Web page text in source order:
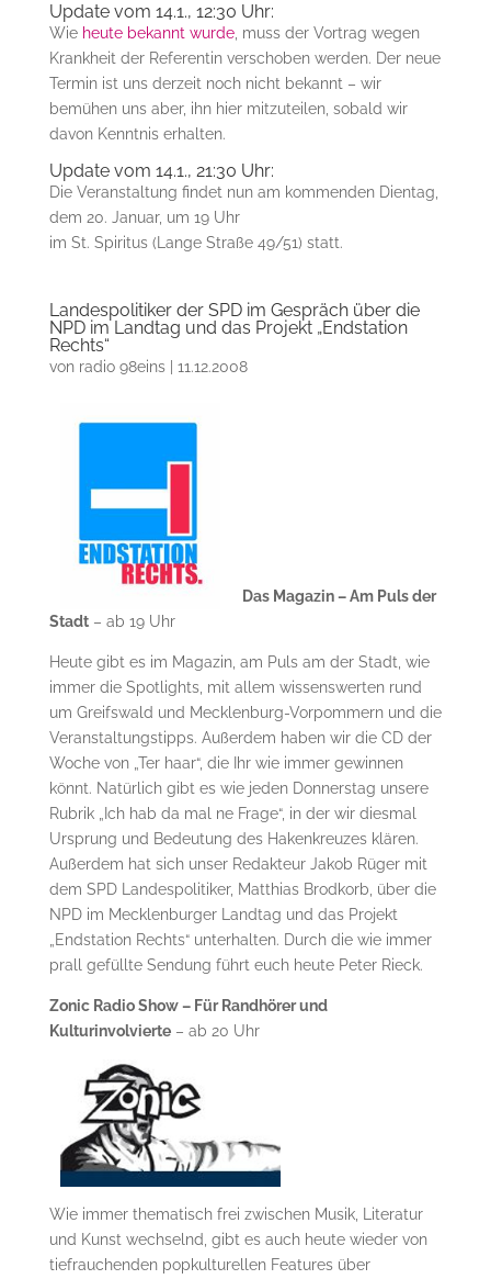
Update vom 14.1., 12:30 Uhr:
Wie heute bekannt wurde, muss der Vortrag wegen
Krankheit der Referentin verschoben werden. Der neue
Termin ist uns derzeit noch nicht bekannt – wir
bemühen uns aber, ihn hier mitzuteilen, sobald wir
davon Kenntnis erhalten.
Update vom 14.1., 21:30 Uhr:
Die Veranstaltung findet nun am kommenden Dientag,
dem 20. Januar, um 19 Uhr
im St. Spiritus (Lange Straße 49/51) statt.
Landespolitiker der SPD im Gespräch über die
NPD im Landtag und das Projekt „Endstation
Rechts“
von radio 98eins| 11.12.2008
Das Magazin – Am Puls der
Stadt– ab 19 Uhr
Heute gibt es im Magazin, am Puls am der Stadt, wie
immer die Spotlights, mit allem wissenswerten rund
um Greifswald und Mecklenburg-Vorpommern und die
Veranstaltungstipps. Außerdem haben wir die CD der
Woche von „Ter haar“, die Ihr wie immer gewinnen
könnt. Natürlich gibt es wie jeden Donnerstag unsere
Rubrik „Ich hab da mal ne Frage“, in der wir diesmal
Ursprung und Bedeutung des Hakenkreuzes klären.
Außerdem hat sich unser Redakteur Jakob Rüger mit
dem SPD Landespolitiker, Matthias Brodkorb, über die
NPD im Mecklenburger Landtag und das Projekt
„Endstation Rechts“ unterhalten. Durch die wie immer
prall gefüllte Sendung führt euch heute Peter Rieck.
Zonic Radio Show – Für Randhörer und
Kulturinvolvierte– ab 20 Uhr
Wie immer thematisch frei zwischen Musik, Literatur
und Kunst wechselnd, gibt es auch heute wieder von
tiefrauchenden popkulturellen Features über